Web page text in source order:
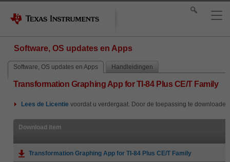
Software, OS updates en Apps
Software, OS updates en Apps Handleidingen
Transformation Graphing App for TI-84 Plus CE/T Family
Lees de Licentie voordat u verdergaat. Door de toepassing te
Download item
Transformation Graphing App for TI-84 Plus CE/T Family